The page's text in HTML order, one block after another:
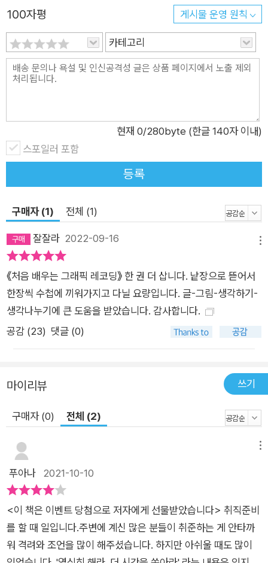
7609/ ’쉽게 말로 하지 왜 힘들게 그림을 그려?’라고 생각할 수
있는데요. 그래픽 레코딩을 하는 이유는 말보다 그림으로 표현하
는 게 더 나을 때가 있기 때문입니다. 이 책은 비주얼 씽킹으로 시
작해서 스케치 노트, 아이디어 스케치, 그래픽 레코딩, 그래픽 퍼
실리테이션을 하기 위한 기본기를 다루고 있습니다. 종이에 그리
도 소개합니다. 이 책은 처음 그래픽 레코딩을 해보려는 입문자를
위해 딱 좋은 분량에, 딱 좋은 수준으로 설명하고 있습니다. 이 말
은 무슨 뜻일까요? 네, 여러분도 그래픽 레코딩을 할 수 있단 얘
업무에서 활용하던 그래픽 레코딩 방법을 note 라는 서비스에
공유했었습니다. 누구나 쉽게 따라 할 수 있는 기법이 입소문 나
면서 팔로워 수가 15만 명을 넘었죠. 그 내용이 한 권의 책으로 정
리되었고, 아마존 평점 4.3, 별점 평가 163건, 4쇄를 돌파하는 베
스트셀러가 되었습니다. • 저자 블로그: https://note.com/kub
oasa • 일본 아마존: https://www.amazon.co.jp/dp/47981
64887/ 이 책을 발판삼아 일본의 많은 독자가 그래픽 레코딩을
실천 중입니다. 해시 태그 ’#はじめてのグラフィックレコーデ
ィング’로 자신이 그린 것을 공유하고 있으니 한번 살펴볼까요 •
phic recording. Graphic recording is the real-time translat
ion of conversations or presentations into text and pictur
es. In this book I explain how drawing helps you underst
and and communicate ideas, and share all techniques tha
t you want to learn, such as listening and drawing.” - Asa
mi Kubota 그래픽 레코딩은 대화나 발표 내용을 실시간으로 그
림과 글로 기록하는 것으로, 이 책은 그래픽 레코딩이 서로의 아
다. 그리고 그래픽 레코딩을 하기 위해 어떻게 듣고, 어떻게 그리
면 되는지 실무적인 팁도 알려주죠. 이 책은 그림책이지만 그림을
못 그려도 괜찮습니다. 쉽고 빠르게 그림을 완성하는 방법을 알려
100자평 게시물 운영 원칙
카테고리
현재 0/280byte (한글 140자 이내)
스포일러 포함
등록
구매자 (1) 전체 (1)
잘잘라 2022-09-16
《처음 배우는 그래픽 레코딩》 한 권 더 삽니다. 낱장으로 뜯어서
한장씩 수첩에 끼워가지고 다닐 요량입니다. 글-그림-생각하기-
생각나누기에 큰 도움을 받았습니다. 감사합니다.
공감 (23) 댓글 (0)
마이리뷰 쓰기
구매자 (0) 전체 (2)
푸아나 2021-10-10
<이 책은 이벤트 당첨으로 저자에게 선물받았습니다> 취직준비
를 할 때 일입니다.주변에 계신 많은 분들이 취준하는 게 안타까
워 격려와 조언을 많이 해주셨습니다. 하지만 아쉬울 때도 많이